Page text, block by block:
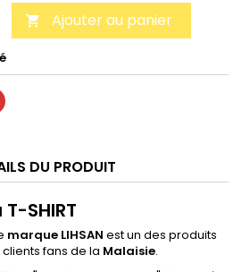
 Ajouter au panier
DU PRODUIT
SHIRT
marque LIHSAN est un des produits
fans de la Malaisie.